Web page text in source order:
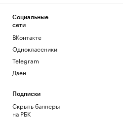
Социальные
сети
ВКонтакте
Одноклассники
Telegram
Дзен
Подписки
Скрыть баннеры
на РБК